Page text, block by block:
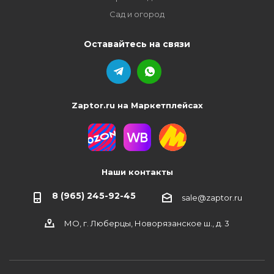
Сад и огород
Оставайтесь на связи
Zaptor.ru на Маркетплейсах
Наши контакты
8 (965) 245-92-45 sale@zaptor.ru
МО, г. Люберцы, Новорязанское ш., д. 3